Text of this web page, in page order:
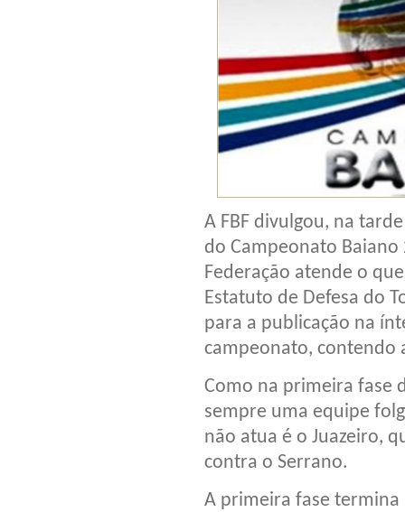
A FBF divulgou, na
do Campeonato Baiano
Federação atende o
Estatuto de Defesa do
para a publicação na
campeonato, contendo
Como na primeira fase
sempre uma equipe
não atua é o Juazeiro,
contra o Serrano.
A primeira fase termina